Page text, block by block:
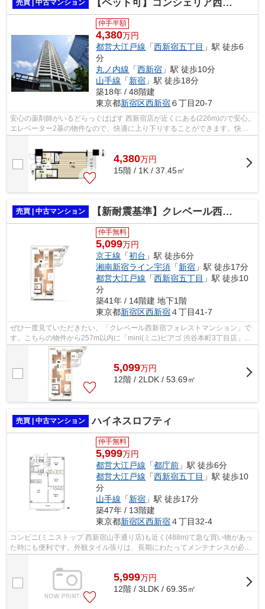
売買 | 中古マンション 【ペット可】コンシェリア西新宿TOWER’S WEST
仲手半額
4,380万円
都営大江戸線 「西新宿五丁目 」駅 徒歩6
分
丸ノ内線 「西新宿 」駅 徒歩10分
山手線 「新宿 」駅 徒歩18分
築18年 / 48階建
東京都新宿区西新宿６丁目20-7
安心の薬剤師がいるどらっぐぱぱす 西新宿店が近くにある(226m)ので安心。
エレベーター2基の物件なので、快適に上り下りすることができます。快適
4,380万円
15階 / 1K / 37.45㎡
売買 | 中古マンション 【新耐震基準】クレベール西新宿フォレストマンション
仲手無料
5,099万円
京王線 「初台 」駅 徒歩6分
湘南新宿ライン宇須 「新宿 」駅 徒歩17分
都営大江戸線 「西新宿五丁目 」駅 徒歩10
分
築41年 / 14階建 地下1階
東京都新宿区西新宿４丁目41-7
ぜひ一度見ていただきたい、「クレベール西新宿フォレストマンション」で
す。こちらの物件から257m以内に「mini(ミニ)ピアゴ 渋谷本町3丁目店」が
あります。物件から私立関東国際高校...
5,099万円
12階 / 2LDK / 53.69㎡
売買 | 中古マンション ハイネスロフティ
仲手無料
5,999万円
都営大江戸線 「都庁前 」駅 徒歩6分
都営大江戸線 「西新宿五丁目 」駅 徒歩10
分
山手線 「新宿 」駅 徒歩17分
築47年 / 13階建
東京都新宿区西新宿４丁目32-4
コンビニ(ミニストップ 西新宿山手通り店)も近く(488m)て急な買い物があっ
た時にも便利です。外観タイル張りは、長期にわたってメンテナンスが必要
5,999万円
12階 / 3LDK / 69.35㎡